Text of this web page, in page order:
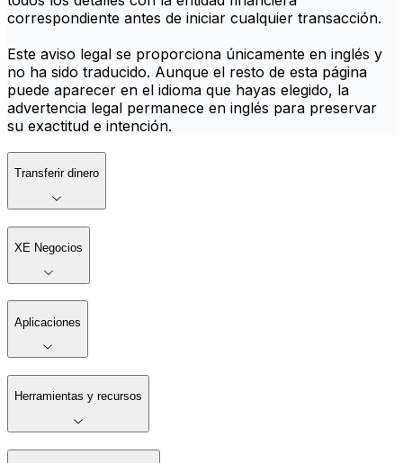
correspondiente antes de iniciar cualquier transacción.
Este aviso legal se proporciona únicamente en inglés y
no ha sido traducido. Aunque el resto de esta página
puede aparecer en el idioma que hayas elegido, la
advertencia legal permanece en inglés para preservar
su exactitud e intención.
Transferir dinero
XE Negocios
Aplicaciones
Herramientas y recursos